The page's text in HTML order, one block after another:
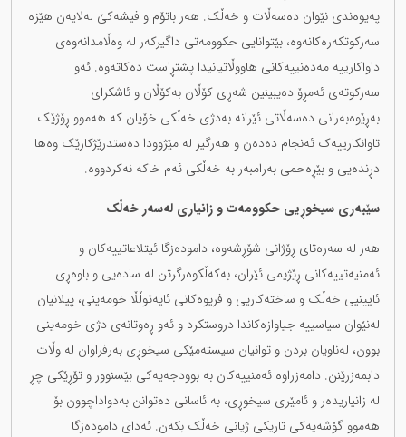
پەیوەندی نێوان دەسەڵات و خەڵک. هەر باتۆم و فیشەکێ لەلایەن هێزە
سەرکوتکەرەکانەوە، بێتوانایی حکوومەتی داگیرکەر لە وەڵامدانەوەی
داواکارییە مەدەنییەکانی هاووڵاتیانیدا پشتڕاست دەکاتەوە. ئەو
سەرکوتەی ئەمڕۆ دەیبینین شەڕی کۆڵان بەکۆڵان و ئاشکرای
بەڕێوەبەرانی دەسەڵاتی ئێرانە بەدژی خەڵکی خۆیان کە هەموو ڕۆژێک
تاوانکارییەک ئەنجام دەدەن و هەرگیز لە مێژوودا دەستدرێژکارێک وەها
دڕندەیی و بێڕەحمی بەرامبەر بە خەڵکی ئەم خاکە نەکردووە.
سێبەری سیخوڕیی حکوومەت و زانیاری لەسەر خەڵک
هەر لە سەرەتای ڕۆژانی شۆڕشەوە، دامودەزگا ئیتلاعاتییەکان و
ئەمنیەتییەکانی ڕێژیمی ئێران، بەکەڵکوەرگرتن لە سادەیی و باوەڕی
ئایینیی خەڵک و ساختەکاریی و فریوەکانی ئایەتوڵڵا خومەینی، پیلانیان
لەنێوان سیاسییە جیاوازەکاندا دروستکرد و ئەو ڕەوتانەی دژی خومەینی
بوون، لەناویان بردن و توانیان سیستەمێکی سیخوڕی بەرفراوان لە وڵات
دابمەزرێنن. دامەزراوە ئەمنییەکان بە بوودجەیەکی بێسنوور و تۆڕێکی چڕ
لە زانیاریدەر و ئامێری سیخوڕی، بە ئاسانی دەتوانن بەدواداچوون بۆ
هەموو گۆشەیەکی تاریکی ژیانی خەڵک بکەن. ئەدای دامودەزگا